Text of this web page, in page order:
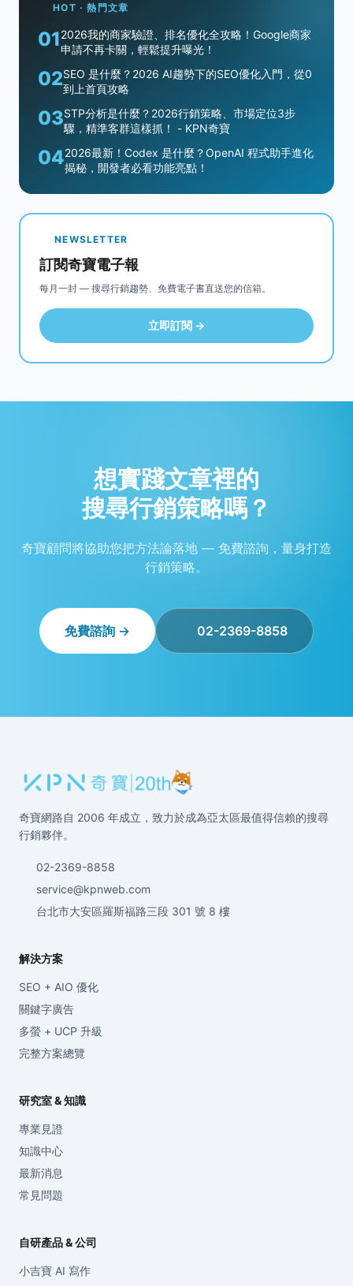
HOT · 熱門文章
012026我的商家驗證、排名優化全攻略！Google商家
申請不再卡關，輕鬆提升曝光！
02SEO 是什麼？2026 AI趨勢下的SEO優化入門，從0
到上首頁攻略
03STP分析是什麼？2026行銷策略、市場定位3步
驟，精準客群這樣抓！ - KPN奇寶
042026最新！Codex 是什麼？OpenAI 程式助手進化
揭秘，開發者必看功能亮點！
NEWSLETTER
訂閱奇寶電子報
每月一封 — 搜尋行銷趨勢、免費電子書直送您的信箱。
立即訂閱 →
想實踐文章裡的
搜尋行銷策略嗎？
奇寶顧問將協助您把方法論落地 — 免費諮詢，量身打造
行銷策略。
免費諮詢 → 02-2369-8858
奇寶網路自 2006 年成立，致力於成為亞太區最值得信賴的搜尋
行銷夥伴。
02-2369-8858
service@kpnweb.com
台北市大安區羅斯福路三段 301 號 8 樓
解決方案
SEO + AIO 優化
關鍵字廣告
多螢 + UCP 升級
完整方案總覽
研究室 & 知識
專業見證
知識中心
最新消息
常見問題
自研產品 & 公司
小吉寶 AI 寫作